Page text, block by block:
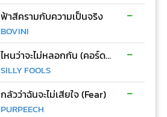
ฟ้าสีครามกับความเป็นจริง
BOVINI
-
ไหนว่าจะไม่หลอกกัน (คอร์ด ง่ายๆ)
SILLY FOOLS
-
กลัวว่าฉันจะไม่เสียใจ (Fear)
PURPEECH
-